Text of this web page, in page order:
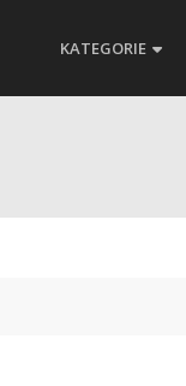
KATEGORIE